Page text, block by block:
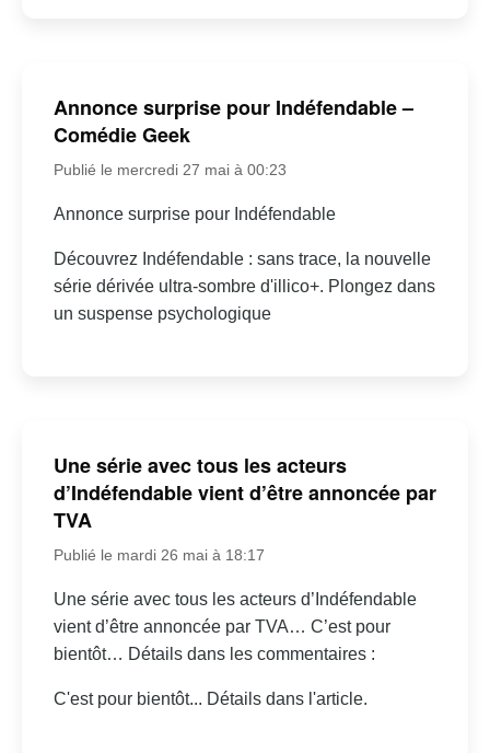
Annonce surprise pour Indéfendable –
Comédie Geek
Publié le mercredi 27 mai à 00:23
Annonce surprise pour Indéfendable
Découvrez Indéfendable : sans trace, la nouvelle
série dérivée ultra-sombre d'illico+. Plongez dans
un suspense psychologique
Une série avec tous les acteurs
d’Indéfendable vient d’être annoncée par
TVA
Publié le mardi 26 mai à 18:17
Une série avec tous les acteurs d’Indéfendable
vient d’être annoncée par TVA… C’est pour
bientôt… Détails dans les commentaires :
C'est pour bientôt... Détails dans l'article.